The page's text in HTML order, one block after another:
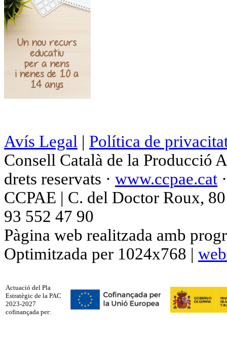
Avís Legal | Política de
Consell Català de la Producció
drets reservats · www.ccpae.cat
CCPAE | C. del Doctor Roux,
93 552 47 90
Pàgina web realitzada amb
Optimitzada per 1024x768 |
Actuació del Pla
Estratègic de la PAC
2023-2027
cofinançada per: